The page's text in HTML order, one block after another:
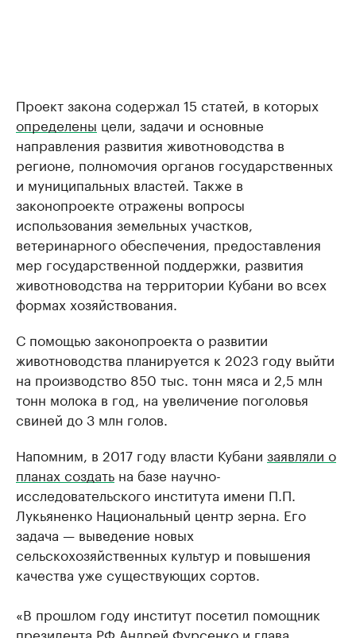
Проект закона содержал 15 статей, в которых
определены цели, задачи и основные
направления развития животноводства в
регионе, полномочия органов государственных
и муниципальных властей. Также в
законопроекте отражены вопросы
использования земельных участков,
ветеринарного обеспечения, предоставления
мер государственной поддержки, развития
животноводства на территории Кубани во всех
формах хозяйствования.
С помощью законопроекта о развитии
животноводства планируется к 2023 году выйти
на производство 850 тыс. тонн мяса и 2,5 млн
тонн молока в год, на увеличение поголовья
свиней до 3 млн голов.
Напомним, в 2017 году власти Кубани заявляли о
планах создать на базе научно-
исследовательского института имени П.П.
Лукьяненко Национальный центр зерна. Его
задача — выведение новых
сельскохозяйственных культур и повышения
качества уже существующих сортов.
«В прошлом году институт посетил помощник
президента РФ Андрей Фурсенко и глава